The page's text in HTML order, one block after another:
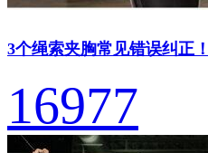
3个绳索夹胸常见错误纠正！
16977